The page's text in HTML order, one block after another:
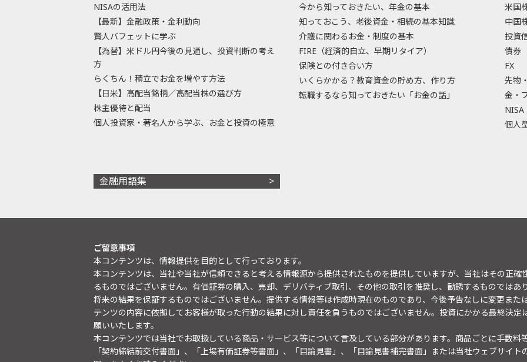
NISAの活用法
【最新】金融政策・金利動向
賢人バフェットに学ぶ
【為替】米ドル円今後の見通し、投資判断の考え
方
らくちん！積立でお金を増やす方法
【日米】高配当銘柄／高配当株の選び方
株主優待と配当
個人投資家・著名人から学ぶ、お金と投資の極意
今から知っておきたい、年金の基本
知っておこう、老後資金・相続の基本知識
介護に関わるお金・制度の基本
FIRE（経済的自立、早期リタイア）
保険との付き合い方
いくらかかる？教育資金の貯め方、作り方
転職するなら知っておきたい「お金の話」
米国
中国
投資
債券
FX
先物
金・
NISA
個人
金融用語集
ご留意事項
本コンテンツは、情報提供を目的として行っております。
本コンテンツは、当社や当社が信頼できると考える情報源から提供されたものを提供していますが、当社はその正
るものではございません。有価証券の購入、売却、デリバティブ取引、その他の取引を推奨し、勧誘するものでは
将来の結果を保証するものではございません。提供する情報等は作成時現在のものであり、今後予告なしに変更また
テンツの内容に依拠してお客様が取った行動の結果に対し責任を負うものではございません。投資にかかる最終決
願いいたします。
本コンテンツでは当社でお取扱している商品・サービス等について言及している部分があります。商品ごとに手数料
「契約締結前交付書面」、「上場有価証券等書面」、「目論見書」、「目論見書補完書面」または当社ウェブサイト